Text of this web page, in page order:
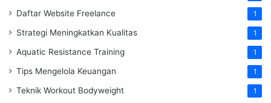
Daftar Website Freelance 1
Strategi Meningkatkan Kualitas 1
Aquatic Resistance Training 1
Tips Mengelola Keuangan 1
Teknik Workout Bodyweight 1